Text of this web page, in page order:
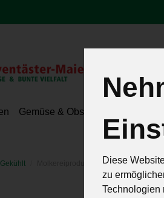
Diese
zu
Technologien
Gemüse & Obst